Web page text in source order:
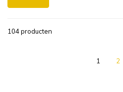
104 producten
1 2